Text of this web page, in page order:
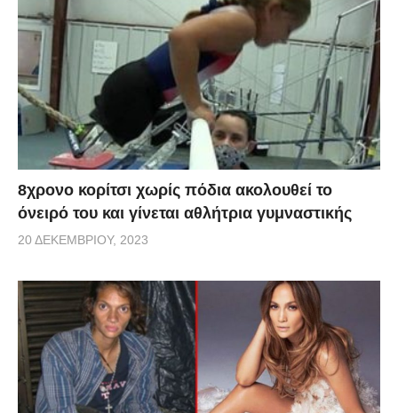
8χρονο κορίτσι χωρίς πόδια ακολουθεί το
όνειρό του και γίνεται αθλήτρια γυμναστικής
20 ΔΕΚΕΜΒΡΊΟΥ, 2023